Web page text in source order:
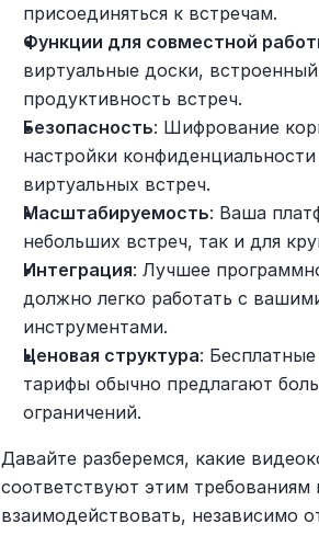
присоединяться к встречам.
Функции для совместной
виртуальные доски,
продуктивность встреч.
Безопасность: Шифрование
настройки
виртуальных встреч.
Масштабируемость: Ваша
небольших встреч, так и для
Интеграция: Лучшее
должно легко работать с
инструментами.
Ценовая структура:
тарифы обычно предлагают
ограничений.
Давайте разберемся, какие
соответствуют этим
взаимодействовать, независимо